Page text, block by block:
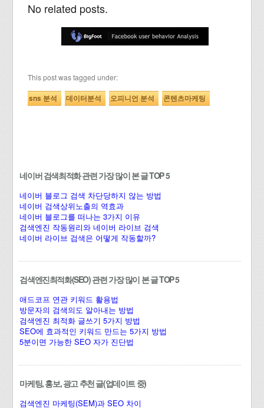
No related posts.
This post was tagged under:
sns 분석 데이터분석 오피니언 분석 콘텐츠마케팅
네이버 검색최적화 관련 가장 많이 본 글 TOP 5
네이버 블로그 검색 차단당하지 않는 방법
네이버 검색상위노출의 역효과
네이버 블로그를 떠나는 3가지 이유
검색엔진 작동원리와 네이버 라이브 검색
네이버 라이브 검색은 어떻게 작동할까?
검색엔진최적화(SEO) 관련 가장 많이 본 글 TOP 5
애드코프 연관 키워드 활용법
방문자의 검색의도 알아내는 방법
검색엔진 최적화 글쓰기 5가지 방법
SEO에 효과적인 키워드 만드는 5가지 방법
5분이면 가능한 SEO 자가 진단법
마케팅, 홍보, 광고 추천 글(업데이트 중)
검색엔진 마케팅(SEM)과 SEO 차이